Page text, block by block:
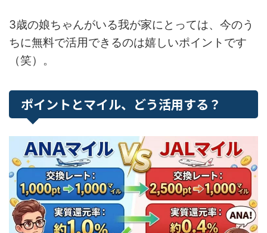
3歳の娘ちゃんがいる我が家にとっては、今のう
ちに無料で活用できるのは嬉しいポイントです
（笑）。
ポイントとマイル、どう活用する？